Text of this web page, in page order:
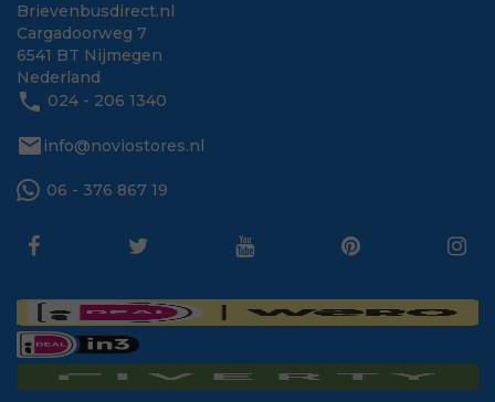
Brievenbusdirect.nl
Cargadoorweg 7
6541 BT Nijmegen
Nederland
phone 024 - 206 1340
mail info@noviostores.nl
06 - 376 867 19